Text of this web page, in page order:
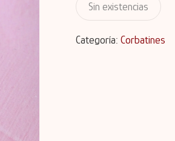
Sin existencias
Categoría: Corbatines